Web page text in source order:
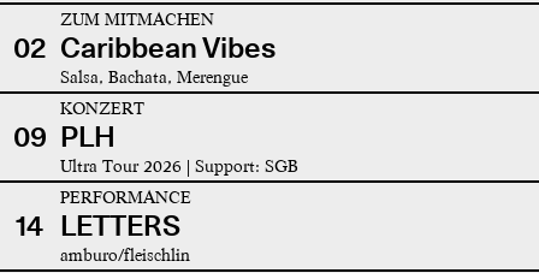
02
ZUM MITMACHEN
Caribbean Vibes
Salsa, Bachata, Merengue
09
KONZERT
PLH
Ultra Tour 2026 | Support: SGB
14
PERFORMANCE
LETTERS
amburo/fleischlin